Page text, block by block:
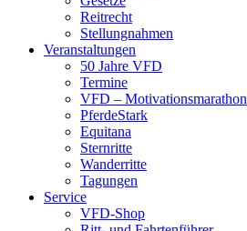
Reitrecht
Stellungnahmen
Veranstaltungen
50 Jahre VFD
Termine
VFD – Motivationsmarathon
PferdeStark
Equitana
Sternritte
Wanderritte
Tagungen
Service
VFD-Shop